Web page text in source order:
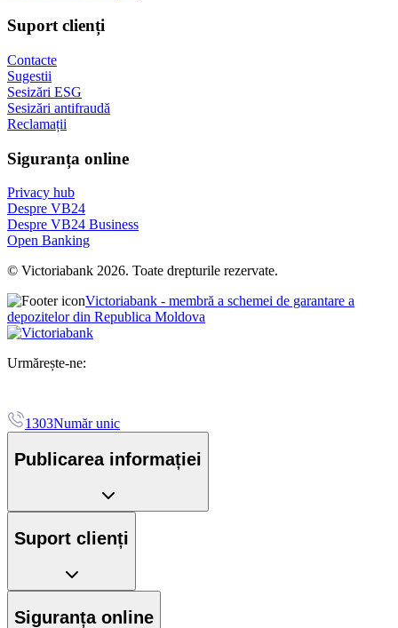
Suport clienți
Contacte
Sugestii
Sesizări ESG
Sesizări antifraudă
Reclamații
Siguranța online
Privacy hub
Despre VB24
Despre VB24 Business
Open Banking
© Victoriabank 2026. Toate drepturile rezervate.
Victoriabank - membră a schemei de garantare a
depozitelor din Republica Moldova
Urmărește-ne:
1303Număr unic
Publicarea informației
Suport clienți
Siguranța online